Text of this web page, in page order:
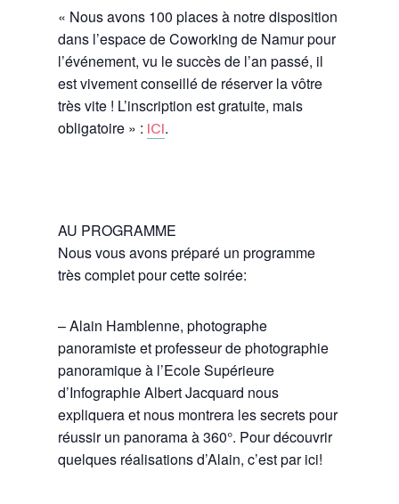
« Nous avons 100 places à notre disposition
dans l’espace de Coworking de Namur pour
l’événement, vu le succès de l’an passé, il
est vivement conseillé de réserver la vôtre
très vite ! L’inscription est gratuite, mais
obligatoire » : ICI.
AU PROGRAMME
Nous vous avons préparé un programme
très complet pour cette soirée:
– Alain Hamblenne, photographe
panoramiste et professeur de photographie
panoramique à l’Ecole Supérieure
d’Infographie Albert Jacquard nous
expliquera et nous montrera les secrets pour
réussir un panorama à 360°. Pour découvrir
quelques réalisations d’Alain, c’est par ici!